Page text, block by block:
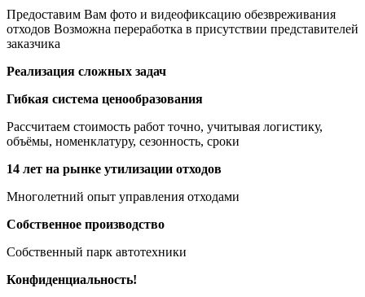
Предоставим Вам фото и видеофиксацию обезвреживания
отходов Возможна переработка в присутствии представителей
заказчика
Реализация сложных задач
Гибкая система ценообразования
Рассчитаем стоимость работ точно, учитывая логистику,
объёмы, номенклатуру, сезонность, сроки
14 лет на рынке утилизации отходов
Многолетний опыт управления отходами
Собственное производство
Собственный парк автотехники
Конфиденциальность!